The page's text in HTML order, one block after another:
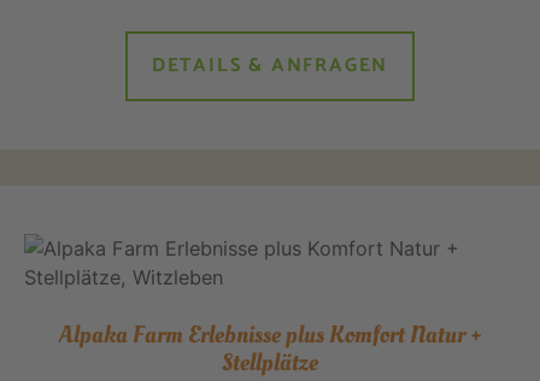
DETAILS & ANFRAGEN
Alpaka Farm Erlebnisse plus Komfort Natur +
Stellplätze